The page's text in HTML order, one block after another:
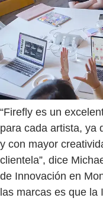
“Firefly es un
para cada artista, ya
y con mayor
clientela”, dice
de Innovación en
las marcas es que la